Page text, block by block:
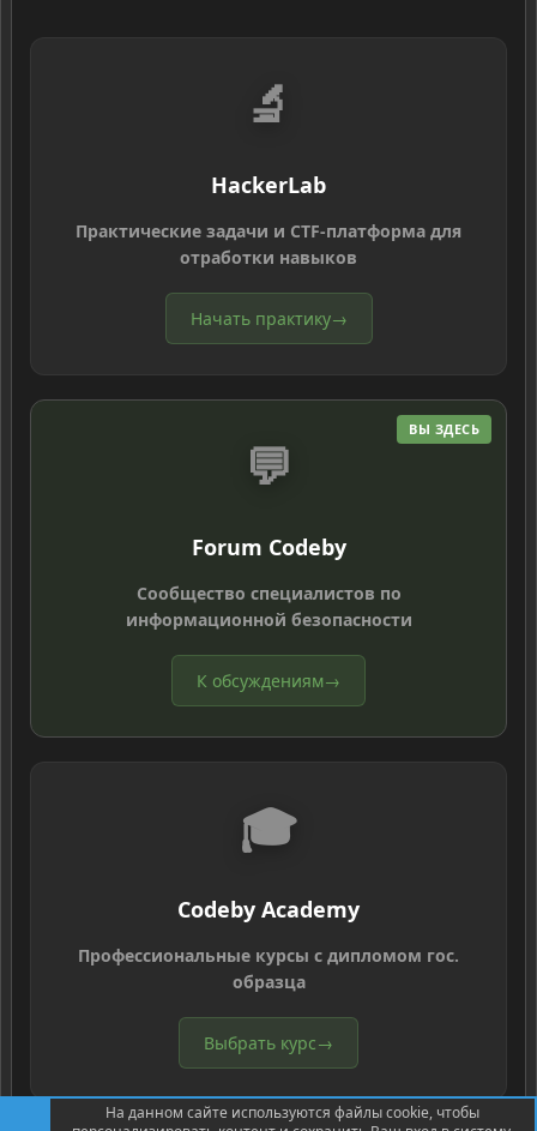
🔬
HackerLab
Практические задачи и CTF-платформа для
отработки навыков
Начать практику→
ВЫ ЗДЕСЬ
💬
Forum Codeby
Сообщество специалистов по
информационной безопасности
К обсуждениям→
🎓
Codeby Academy
Профессиональные курсы с дипломом гос.
образца
Выбрать курс→
На данном сайте используются файлы cookie, чтобы